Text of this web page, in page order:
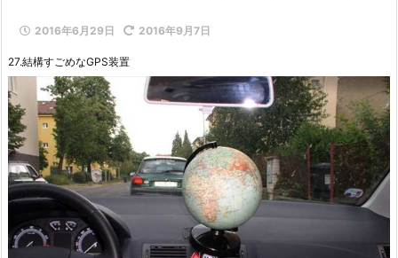
2016年6月29日 2016年9月7日
27.結構すごめなGPS装置